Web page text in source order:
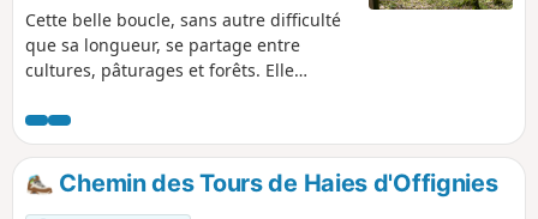
Cette belle boucle, sans autre difficulté
que sa longueur, se partage entre
cultures, pâturages et forêts. Elle
seulement de plusieurs châteaux et
monuments religieux, mais aussi celle
des villages traversés. Le vieux centre
d'Aumale, avec sa mairie et sa
Chemin des Tours de Haies d'Offignies